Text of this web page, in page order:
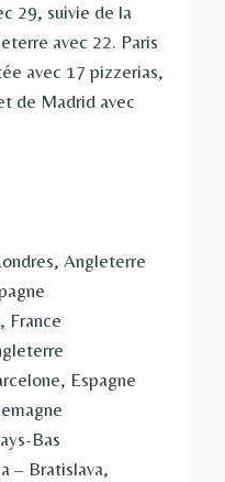
29, suivie de la
avec 22. Paris
avec 17 pizzerias,
de Madrid avec
Angleterre
France
Espagne
Bas
– Bratislava,